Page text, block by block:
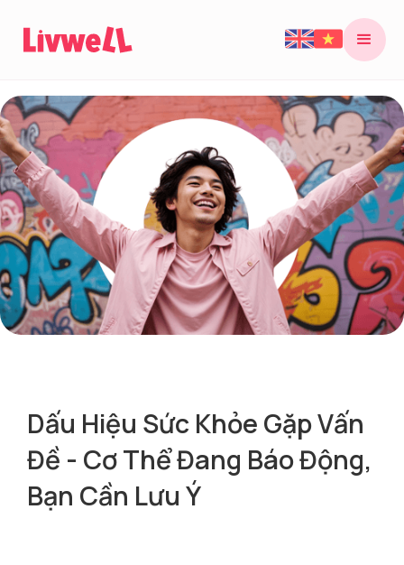
Dấu Hiệu Sức Khỏe Gặp Vấn
Đề - Cơ Thể Đang Báo Động,
Bạn Cần Lưu Ý